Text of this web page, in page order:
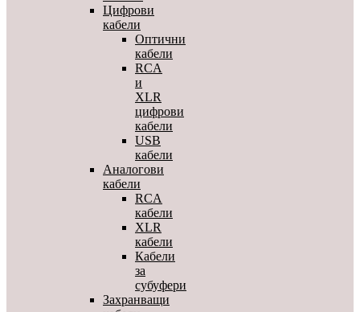
Цифрови
кабели
Оптични
кабели
RCA
и
XLR
цифрови
кабели
USB
кабели
Аналогови
кабели
RCA
кабели
XLR
кабели
Кабели
за
субуфери
Захранващи